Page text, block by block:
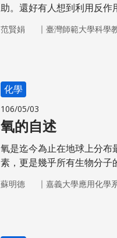
助。還好有人想到利用反作
人的進步。
范賢娟 ｜ 臺灣師範大學科學
化學
106/05/03
氧的自述
氧是迄今為止在地球上分布
素，更是幾乎所有生物分子
蘇明德 ｜ 嘉義大學應用化學